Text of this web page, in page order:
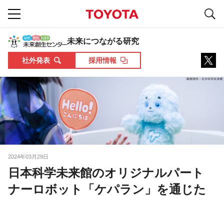
未来につながる研究
社外発表 採用情報
2024年03月29日
日本科学未来館のオリジナルパート
ナーロボット「ケパラン」を通じた